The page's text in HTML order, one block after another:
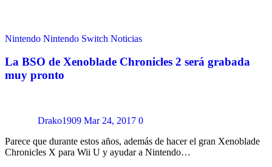
Nintendo Nintendo Switch Noticias
La BSO de Xenoblade Chronicles 2 será grabada
muy pronto
Drako1909 Mar 24, 2017 0
Parece que durante estos años, además de hacer el gran Xenoblade
Chronicles X para Wii U y ayudar a Nintendo…